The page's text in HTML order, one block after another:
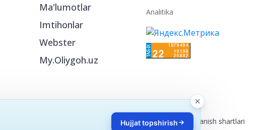
Ma'lumotlar
Imtihonlar
Webster
My.Oliygoh.uz
Analitika
Reklama/Foydalanish shartlari
Hujjat topshirish